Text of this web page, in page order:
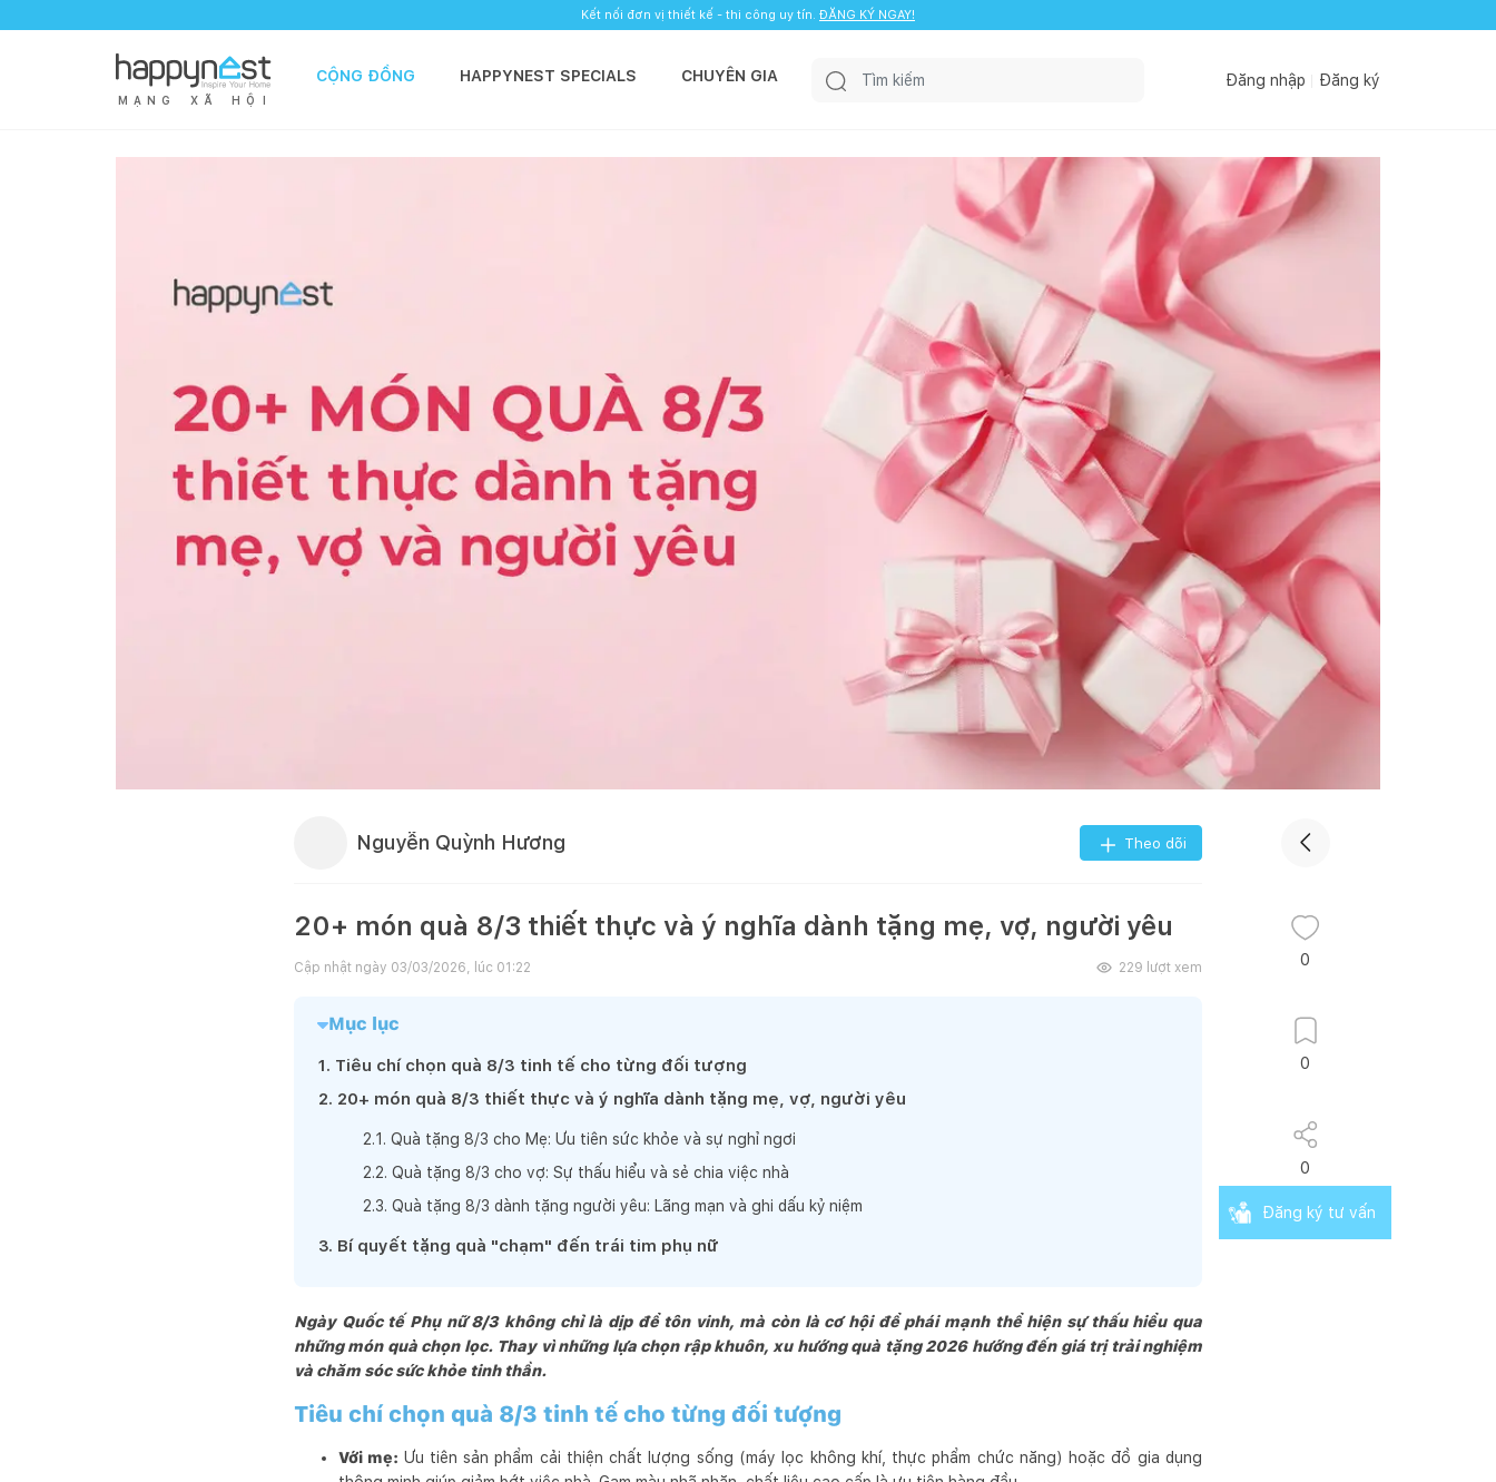
Kết nối đơn vị thiết kế - thi công uy tín. ĐĂNG KÝ NGAY!
M Ạ N G X Ã H Ộ I
CỘNG ĐỒNG HAPPYNEST SPECIALS CHUYÊN GIA Đăng nhập Đăng ký
Nguyễn Quỳnh Hương Theo dõi
20+ món quà 8/3 thiết thực và ý nghĩa dành tặng mẹ, vợ, người yêu
Cập nhật ngày 03/03/2026, lúc 01:22 229 lượt xem
Mục lục
1. Tiêu chí chọn quà 8/3 tinh tế cho từng đối tượng
2. 20+ món quà 8/3 thiết thực và ý nghĩa dành tặng mẹ, vợ, người yêu
2.1 . Quà tặng 8/3 cho Mẹ: Ưu tiên sức khỏe và sự nghỉ ngơi
2.2. Quà tặng 8/3 cho vợ: Sự thấu hiểu và sẻ chia việc nhà
2.3. Quà tặng 8/3 dành tặng người yêu: Lãng mạn và ghi dấu kỷ niệm
3. Bí quyết tặng quà "chạm" đến trái tim phụ nữ
Ngày Quốc tế Phụ nữ 8/3 không chỉ là dịp để tôn vinh, mà còn là cơ hội để phái mạnh thể hiện sự thấu hiểu qua
những món quà chọn lọc. Thay vì những lựa chọn rập khuôn, xu hướng quà tặng 2026 hướng đến giá trị trải nghiệm
và chăm sóc sức khỏe tinh thần.
Tiêu chí chọn quà 8/3 tinh tế cho từng đối tượng
Với mẹ: Ưu tiên sản phẩm cải thiện chất lượng sống (máy lọc không khí, thực phẩm chức năng) hoặc đồ gia dụng
0
0
0
Đăng ký tư vấn